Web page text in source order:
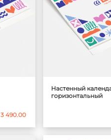
3 490.00
Настенный
горизонтальный